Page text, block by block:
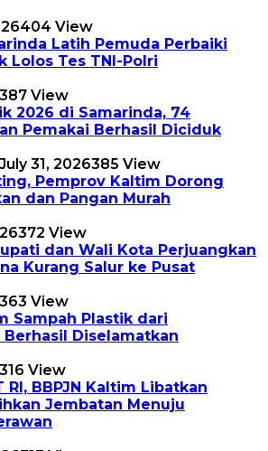
404 View
Latih Pemuda Perbaiki
Lolos Tes TNI-Polri
387 View
2026 di Samarinda, 74
Pemakai Berhasil Diciduk
July 31, 2026385 View
Pemprov Kaltim Dorong
dan Pangan Murah
372 View
dan Wali Kota Perjuangkan
Kurang Salur ke Pusat
363 View
Sampah Plastik dari
Diselamatkan
316 View
RI, BBPJN Kaltim Libatkan
Jembatan Menuju